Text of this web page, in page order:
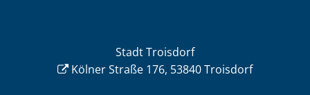
Stadt Troisdorf
Kölner Straße 176, 53840 Troisdorf